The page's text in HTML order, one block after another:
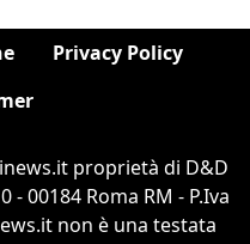
Privacy Policy
proprietà di D&D
- 00184 Roma RM - P.Iva
non è una testata